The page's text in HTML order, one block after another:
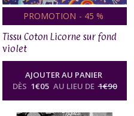
PROMOTION - 45 %
Tissu Coton Licorne sur fond
violet
AJOUTER AU PANIER
DÈS 1€05 AU LIEU DE 1€90